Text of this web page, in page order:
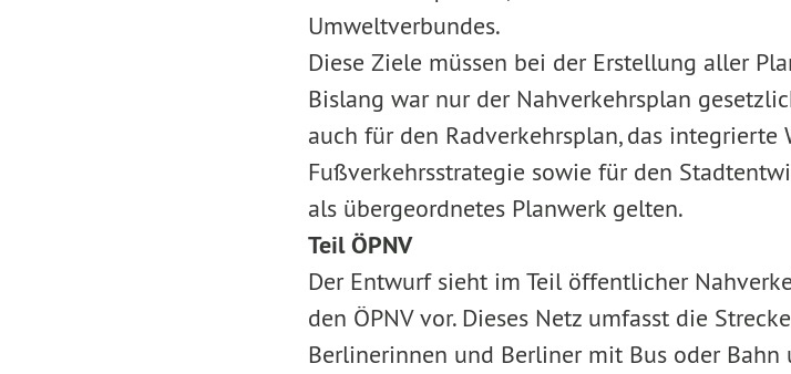
Umweltverbundes.
Diese Ziele müssen bei der Erstellung aller
Bislang war nur der Nahverkehrsplan
auch für den Radverkehrsplan, das
Fußverkehrsstrategie sowie für den
als übergeordnetes Planwerk gelten.
Teil ÖPNV
Der Entwurf sieht im Teil öffentlicher
den ÖPNV vor. Dieses Netz umfasst die
Berlinerinnen und Berliner mit Bus oder